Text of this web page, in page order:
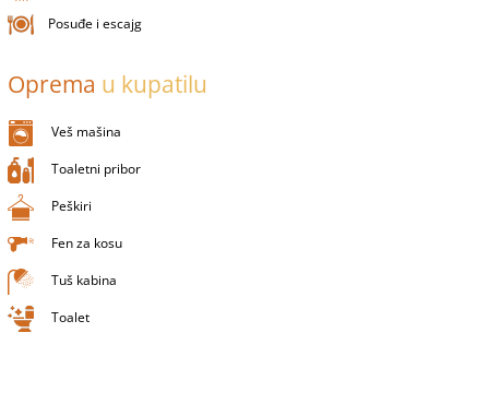
Posuđe i escajg
Oprema u kupatilu
Veš mašina
Toaletni pribor
Peškiri
Fen za kosu
Tuš kabina
Toalet